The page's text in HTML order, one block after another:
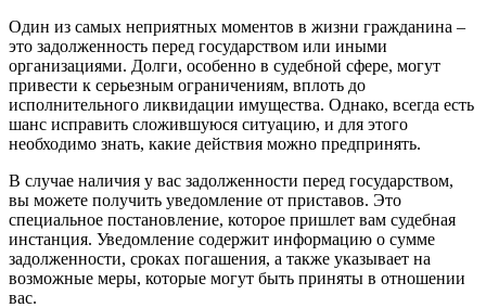
Один из самых неприятных моментов в жизни гражданина –
это задолженность перед государством или иными
организациями. Долги, особенно в судебной сфере, могут
привести к серьезным ограничениям, вплоть до
исполнительного ликвидации имущества. Однако, всегда есть
шанс исправить сложившуюся ситуацию, и для этого
необходимо знать, какие действия можно предпринять.
В случае наличия у вас задолженности перед государством,
вы можете получить уведомление от приставов. Это
специальное постановление, которое пришлет вам судебная
инстанция. Уведомление содержит информацию о сумме
задолженности, сроках погашения, а также указывает на
возможные меры, которые могут быть приняты в отношении
вас.